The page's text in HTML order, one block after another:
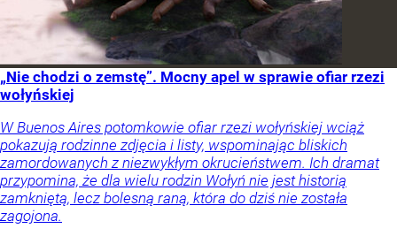
„Nie chodzi o zemstę”. Mocny apel w sprawie ofiar rzezi
wołyńskiej
W Buenos Aires potomkowie ofiar rzezi wołyńskiej wciąż
pokazują rodzinne zdjęcia i listy, wspominając bliskich
zamordowanych z niezwykłym okrucieństwem. Ich dramat
przypomina, że dla wielu rodzin Wołyń nie jest historią
zamkniętą, lecz bolesną raną, która do dziś nie została
zagojona.